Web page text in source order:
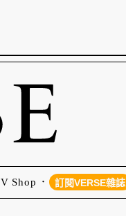
V Shop 訂閱VERSE雜誌